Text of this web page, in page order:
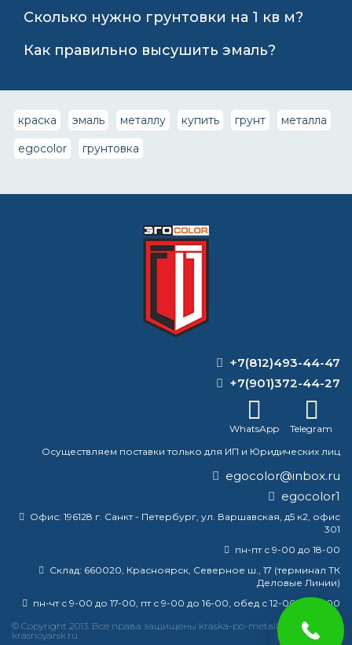
Сколько нужно грунтовки на 1 кв м?
Как правильно высушить эмаль?
краска эмаль металлу купить грунт
металла
egocolor
грунтовка
+7(812)493-44-47
+7(901)372-44-27
WhatsApp
Telegram
Осуществляем поставки только для ИП и Юридических лиц
egocolor@inbox.ru
egocolor1
Офис: 196128 г. Санкт - Петербург, ул. Варшавская, д5 к2, офис
301
пн-пт с 9-00 до 18-00
Склад: 660020, Красноярск, Северное ш., 17 (терминал ТК
Деловые Линии)
пн-чт с 9-00 до 17-00, пт с 9-00 до 16-00, обед с 12-00 до 13-00
© Copyright 2013. Все права защищены kraska-po-metallu-
krasnoyarsk.ru